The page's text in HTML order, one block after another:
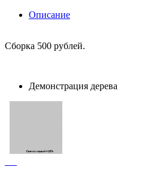
Описание
Сборка 500 рублей.
Демонстрация дерева